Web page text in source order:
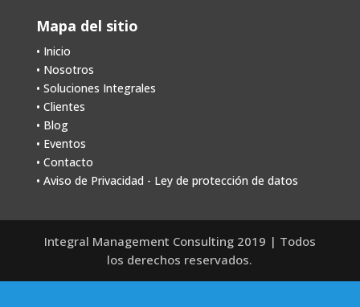
Mapa del sitio
• Inicio
• Nosotros
• Soluciones Integrales
• Clientes
• Blog
• Eventos
• Contacto
• Aviso de Privacidad - Ley de protección de datos
Integral Management Consulting 2019 | Todos
los derechos reservados.